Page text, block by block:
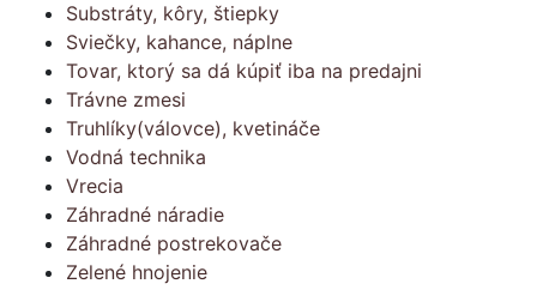
Substráty, kôry, štiepky
Sviečky, kahance, náplne
Tovar, ktorý sa dá kúpiť iba na predajni
Trávne zmesi
Truhlíky(válovce), kvetináče
Vodná technika
Vrecia
Záhradné náradie
Záhradné postrekovače
Zelené hnojenie